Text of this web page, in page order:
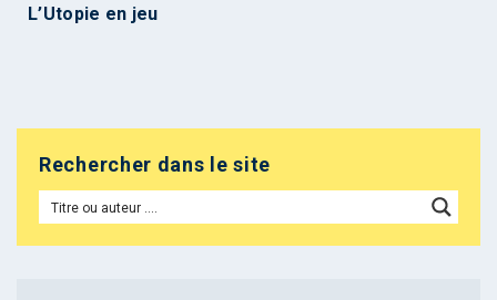
L’Utopie en jeu
Rechercher dans le site